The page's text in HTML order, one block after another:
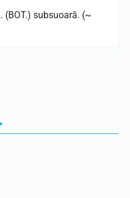
(BOT.) subsuoară. (~